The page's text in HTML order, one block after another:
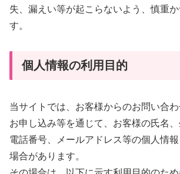
失、漏えい等が起こらないよう、慎重
す。
個人情報の利用目的
当サイトでは、お客様からのお問い合
お申し込み等を通じて、お客様の氏名、
電話番号、メールアドレス等の個人情報
場合があります。